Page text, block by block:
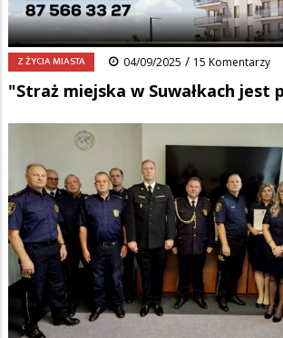
nawigacyjnaFacebookPinterest 0
Z ŻYCIA MIASTA 04/09/2025 / 15 Komentarzy
"Straż miejska w Suwałkach jest